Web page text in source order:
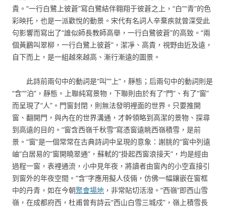
貴。“一行白鷺上彼蒼”寫白鷺結伴翱翔于彼蒼之上，“白”“青”的色
彩映托，也是一派歡悅的動景。宋代有名詞人辛棄疾就曾深受此
句影響而寫出了“誰似師長教師高舉，一行白鷺彼蒼”的高致。“兩
個黃鸝叫翠柳，一行白鷺上彼蒼”，潔凈、高貴，視野由近及遠，
自下而上，是一組越來越高、漸行漸遠的圖景。
此詩前兩句中的動詞是“叫”“上”，靜態；后兩句中的動詞則是
“含”“泊”，靜態。上聯純寫景物，下聯則由於有了“門”、有了“窗”
而呈現了“人”。門窗封閉，則無法發明裡面的世界。只要推開
窗、翻開門，與內在的世界溝通，才幹領略到高潔的景物、探尋
到高遠的目的。“窗含西嶺千秋雪”寫憑窗遠眺西嶺積雪，是前
景。“窗”是一個常常在古典詩詞中呈現的意象：謝朓的“窗中列遠
岫”白居易的“窗開曉翠通”，蘇軾的“掛起西窗浪接天”，均是經由
過程一窗，表裡通流，小中見年夜，將讀者由窗內的小空直接引
到窗外的年夜空間。“含”字應用擬人伎倆，仿佛一幅鑲嵌在窗框
中的丹青，如在今朝聚會場地 ，非常貼切活潑。“西嶺”即西山雪
嶺，在成都府西，杜甫曾有詩云“西山白雪三城戍”，嶺上積雪長